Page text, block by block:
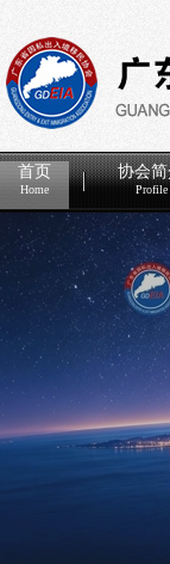
首页
Home
协会
Profile